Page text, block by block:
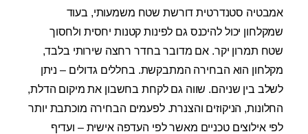
אמבטיה סטנדרטית דורשת שטח משמעותי, בעוד
שמקלחון יכול להיכנס גם לפינות קטנות יחסית ולחסוך
שטח תמרון יקר. אם מדובר בחדר רחצה שירותי בלבד,
מקלחון הוא הבחירה המתבקשת. בחללים גדולים – ניתן
לשלב בין שניהם. שווה גם לקחת בחשבון את מיקום הדלת,
החלונות, הניקוזים והצנרת. לפעמים הבחירה מוכתבת יותר
לפי אילוצים טכניים מאשר לפי העדפה אישית – ועדיף